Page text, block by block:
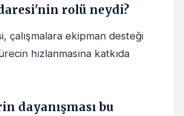
rolü neydi?
çalışmalara ekipman desteği
hızlanmasına katkıda
dayanışması bu